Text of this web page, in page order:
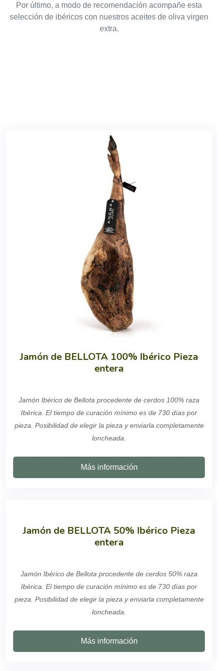
Por último, a modo de recomendación acompañe esta
selección de ibéricos con nuestros aceites de oliva virgen
extra.
Jamón de BELLOTA 100% Ibérico Pieza
entera
Jamón Ibérico de Bellota procedente de cerdos 100% raza
Ibérica. El tiempo de curación mínimo es de 730 días por
pieza. Posibilidad de elegir la pieza y enviarla completamente
loncheada.
Más información
Jamón de BELLOTA 50% Ibérico Pieza
entera
Jamón Ibérico de Bellota procedente de cerdos 50% raza
Ibérica. El tiempo de curación mínimo es de 730 días por
pieza. Posibilidad de elegir la pieza y enviarla completamente
loncheada.
Más información